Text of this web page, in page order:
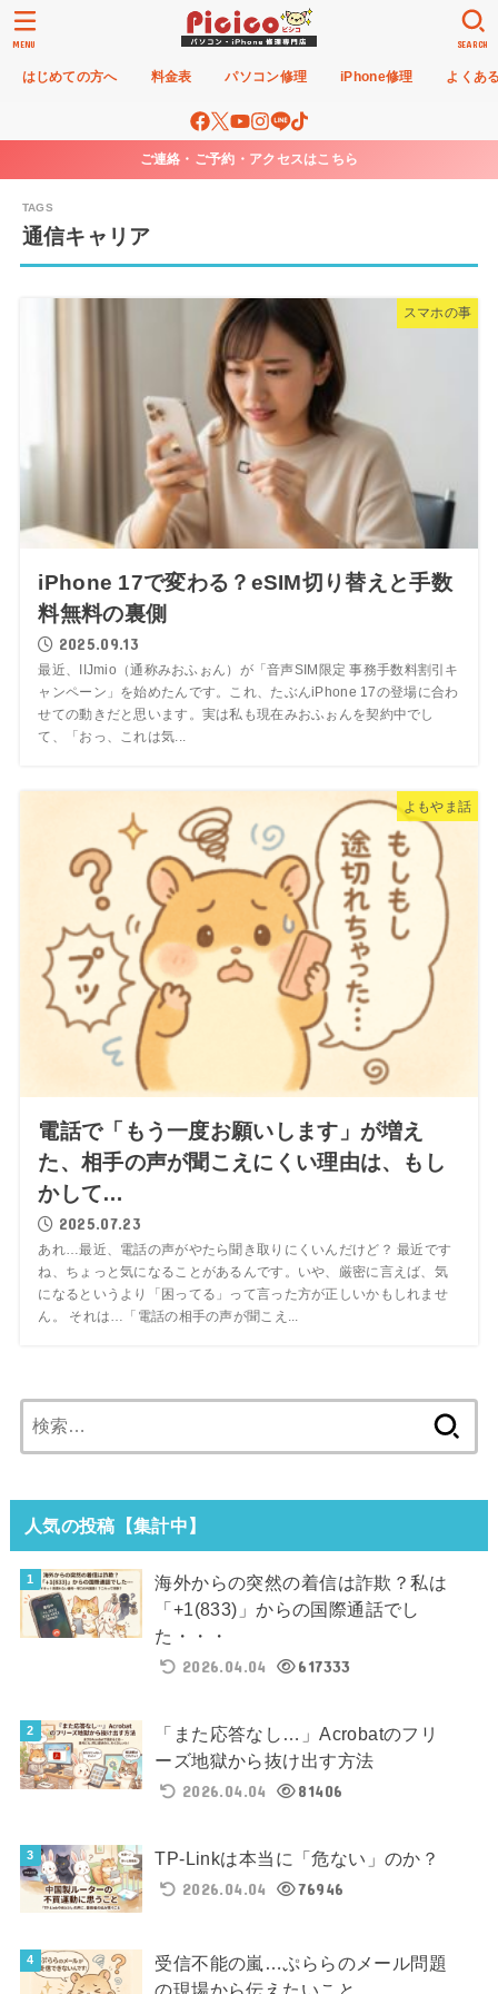
はじめての方へ 料金表 パソコン修理 iPhone修理 よくあ
SEARCH
MENU
ご連絡・ご予約・アクセスはこちら
通信キャリア
スマホの事
iPhone 17で変わる？eSIM切り替えと手数
料無料の裏側
2025.09.13
最近、IIJmio（通称みおふぉん）が「音声SIM限定 事務手数料割引キ
ャンペーン」を始めたんです。これ、たぶんiPhone 17の登場に合わ
せての動きだと思います。実は私も現在みおふぉんを契約中でし
て、「おっ、これは気...
よもやま話
電話で「もう一度お願いします」が増え
た、相手の声が聞こえにくい理由は、もし
かして…
2025.07.23
あれ…最近、電話の声がやたら聞き取りにくいんだけど？ 最近です
ね、ちょっと気になることがあるんです。いや、厳密に言えば、気
になるというより「困ってる」って言った方が正しいかもしれませ
ん。 それは…「電話の相手の声が聞こえ...
索:
人気の投稿【集計中】
海外からの突然の着信は詐欺？私は
「+1(833)」からの国際通話でし
た・・・
2026.04.04
617333
「また応答なし…」Acrobatのフリ
ーズ地獄から抜け出す方法
2026.04.04
81406
TP-Linkは本当に「危ない」のか？
2026.04.04
76946
受信不能の嵐…ぷららのメール問題
の現場から伝えたいこと